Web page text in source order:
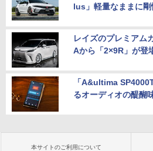
lus」軽量なままに剛
レイズのプレミアム
Aから「2×9R」が登
「A&ultima
るオーディオの醍醐
本サイトのご利用について